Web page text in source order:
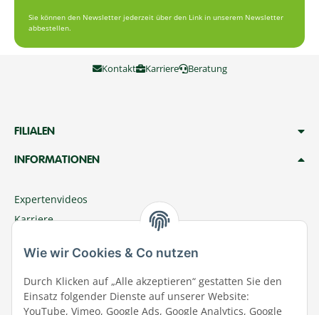
Sie können den Newsletter jederzeit über den Link in unserem Newsletter
abbestellen.
Kontakt Karriere Beratung
FILIALEN
INFORMATIONEN
Expertenvideos
Karriere
Zu Megazoo Shop wechseln
Sommeraktion
Terminal
Wie wir Cookies & Co nutzen
Durch Klicken auf „Alle akzeptieren“ gestatten Sie den
Einsatz folgender Dienste auf unserer Website:
YouTube, Vimeo, Google Ads, Google Analytics, Google